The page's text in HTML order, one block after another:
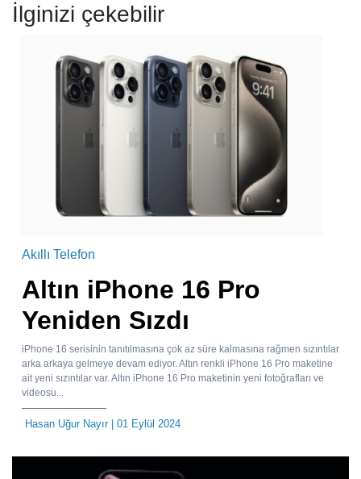
İlginizi çekebilir
Akıllı Telefon
Altın iPhone 16 Pro
Yeniden Sızdı
iPhone 16 serisinin tanıtılmasına çok az süre kalmasına rağmen sızıntılar
arka arkaya gelmeye devam ediyor. Altın renkli iPhone 16 Pro maketine
ait yeni sızıntılar var. Altın iPhone 16 Pro maketinin yeni fotoğrafları ve
videosu...
Hasan Uğur Nayır| 01 Eylül 2024